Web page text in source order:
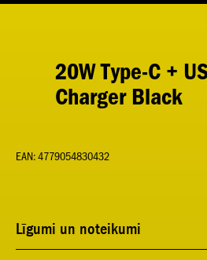
20W Type-C +
Charger Black
EAN: 4779054830432
Līgumi un noteikumi